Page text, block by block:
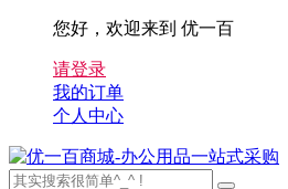
您好，欢迎来到 优一百
请登录
我的订单
个人中心